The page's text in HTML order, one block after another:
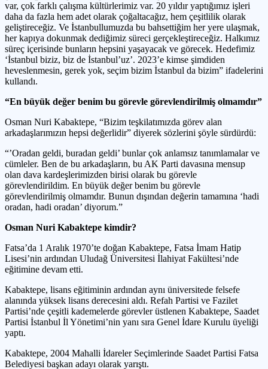
var, çok farklı çalışma kültürlerimiz var. 20 yıldır yaptığımız işleri
daha da fazla hem adet olarak çoğaltacağız, hem çeşitlilik olarak
geliştireceğiz. Ve İstanbullumuzda bu bahsettiğim her yere ulaşmak,
her kapıya dokunmak dediğimiz süreci gerçekleştireceğiz. Halkımız
süreç içerisinde bunların hepsini yaşayacak ve görecek. Hedefimiz
‘İstanbul biziz, biz de İstanbul’uz’. 2023’e kimse şimdiden
heveslenmesin, gerek yok, seçim bizim İstanbul da bizim” ifadelerini
kullandı.
“En büyük değer benim bu görevle görevlendirilmiş olmamdır”
Osman Nuri Kabaktepe, “Bizim teşkilatımızda görev alan
arkadaşlarımızın hepsi değerlidir” diyerek sözlerini şöyle sürdürdü:
“’Oradan geldi, buradan geldi’ bunlar çok anlamsız tanımlamalar ve
cümleler. Ben de bu arkadaşların, bu AK Parti davasına mensup
olan dava kardeşlerimizden birisi olarak bu görevle
görevlendirildim. En büyük değer benim bu görevle
görevlendirilmiş olmamdır. Bunun dışından değerin tamamına ‘hadi
oradan, hadi oradan’ diyorum.”
Osman Nuri Kabaktepe kimdir?
Fatsa’da 1 Aralık 1970’te doğan Kabaktepe, Fatsa İmam Hatip
Lisesi’nin ardından Uludağ Üniversitesi İlahiyat Fakültesi’nde
eğitimine devam etti.
Kabaktepe, lisans eğitiminin ardından aynı üniversitede felsefe
alanında yüksek lisans derecesini aldı. Refah Partisi ve Fazilet
Partisi’nde çeşitli kademelerde görevler üstlenen Kabaktepe, Saadet
Partisi İstanbul İl Yönetimi’nin yanı sıra Genel İdare Kurulu üyeliği
yaptı.
Kabaktepe, 2004 Mahalli İdareler Seçimlerinde Saadet Partisi Fatsa
Belediyesi başkan adayı olarak yarıştı.